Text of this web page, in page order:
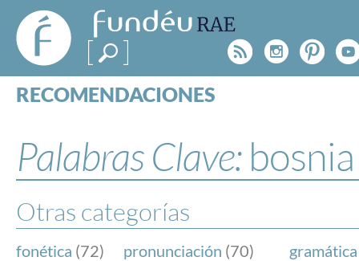
FundéuRAE
- Fundación
del Español
Urgente
Rss
RECOMENDACIONES
ESPECIALES
BLOG
NOTICIAS
SOBRE LA FUNDÉURAE
Palabras Clave: bosnia
Otras categorías
fonética (72) pronunciación (70) gramática